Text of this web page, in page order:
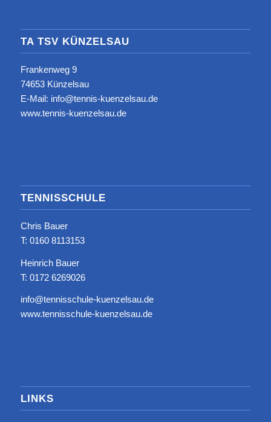
TA TSV KÜNZELSAU
Frankenweg 9
74653 Künzelsau
E-Mail: info@tennis-kuenzelsau.de
www.tennis-kuenzelsau.de
TENNISSCHULE
Chris Bauer
T: ‭0160 8113153‬
Heinrich Bauer
T: 0172 6269026
info@tennisschule-kuenzelsau.de
www.tennisschule-kuenzelsau.de
LINKS